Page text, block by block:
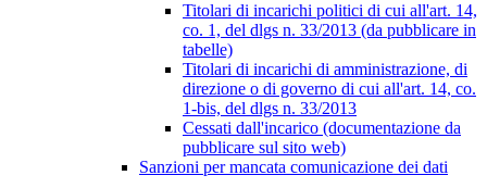
Titolari di incarichi politici di cui all'art. 14,
co. 1, del dlgs n. 33/2013 (da pubblicare in
tabelle)
Titolari di incarichi di amministrazione, di
direzione o di governo di cui all'art. 14, co.
1-bis, del dlgs n. 33/2013
Cessati dall'incarico (documentazione da
pubblicare sul sito web)
Sanzioni per mancata comunicazione dei dati